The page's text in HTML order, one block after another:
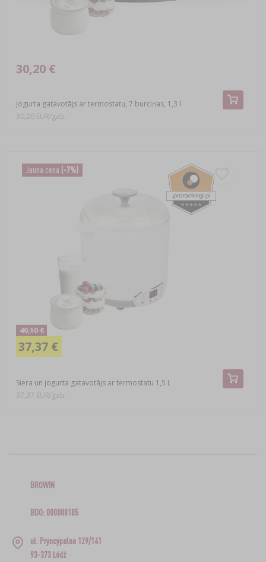
Jogurta gatavotājs ar termostatu, 7 burciņas, 1,3 l
30,20 €
30,20 EUR/gab.
Jauna cena (-7%)
Siera un jogurta gatavotājs ar termostatu 1,5 L
40,10 €
37,37 €
37,37 EUR/gab.
BROWIN
BDO: 000008185
ul. Pryncypalna 129/141
93-373 Łódź